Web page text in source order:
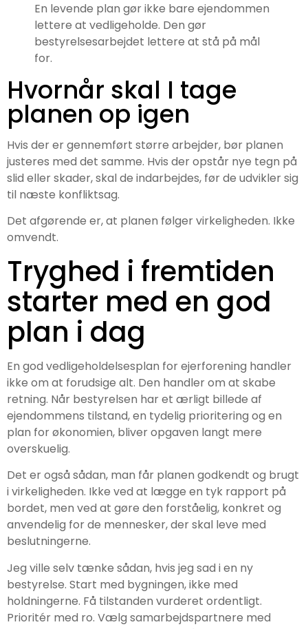
En levende plan gør ikke bare ejendommen
lettere at vedligeholde. Den gør
bestyrelsesarbejdet lettere at stå på mål
for.
Hvornår skal I tage
planen op igen
Hvis der er gennemført større arbejder, bør planen
justeres med det samme. Hvis der opstår nye tegn på
slid eller skader, skal de indarbejdes, før de udvikler sig
til næste konfliktsag.
Det afgørende er, at planen følger virkeligheden. Ikke
omvendt.
Tryghed i fremtiden
starter med en god
plan i dag
En god vedligeholdelsesplan for ejerforening handler
ikke om at forudsige alt. Den handler om at skabe
retning. Når bestyrelsen har et ærligt billede af
ejendommens tilstand, en tydelig prioritering og en
plan for økonomien, bliver opgaven langt mere
overskuelig.
Det er også sådan, man får planen godkendt og brugt
i virkeligheden. Ikke ved at lægge en tyk rapport på
bordet, men ved at gøre den forståelig, konkret og
anvendelig for de mennesker, der skal leve med
beslutningerne.
Jeg ville selv tænke sådan, hvis jeg sad i en ny
bestyrelse. Start med bygningen, ikke med
holdningerne. Få tilstanden vurderet ordentligt.
Prioritér med ro. Vælg samarbejdspartnere med